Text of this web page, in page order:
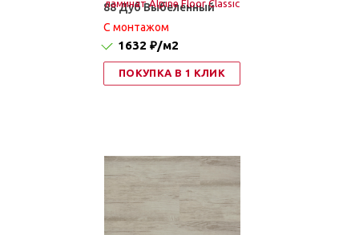
88 Дуб Выбеленный
C монтажом
1632 ₽/м2
ПОКУПКА В 1 КЛИК